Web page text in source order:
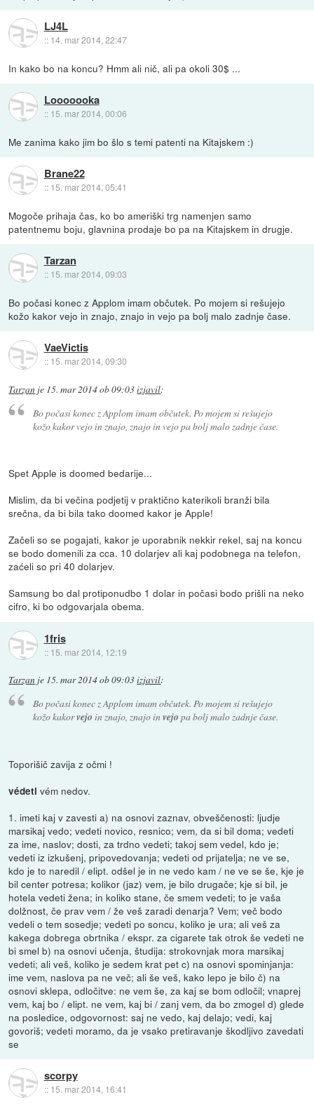
LJ4L
:: 14. mar 2014, 22:47
In kako bo na koncu? Hmm ali nič, ali pa okoli 30$ ...
Looooooka
:: 15. mar 2014, 00:06
Me zanima kako jim bo šlo s temi patenti na Kitajskem :)
Brane22
:: 15. mar 2014, 05:41
Mogoče prihaja čas, ko bo ameriški trg namenjen samo
patentnemu boju, glavnina prodaje bo pa na Kitajskem in drugje.
Tarzan
:: 15. mar 2014, 09:03
Bo počasi konec z Applom imam občutek. Po mojem si rešujejo
kožo kakor vejo in znajo, znajo in vejo pa bolj malo zadnje čase.
VaeVictis
:: 15. mar 2014, 09:30
Tarzan je 15. mar 2014 ob 09:03izjavil:
Bo počasi konec z Applom imam občutek. Po mojem si rešujejo
kožo kakor vejo in znajo, znajo in vejo pa bolj malo zadnje čase.
Spet Apple is doomed bedarije...
Mislim, da bi večina podjetij v praktično katerikoli branži bila
srečna, da bi bila tako doomed kakor je Apple!
Začeli so se pogajati, kakor je uporabnik nekkir rekel, saj na koncu
se bodo domenili za cca. 10 dolarjev ali kaj podobnega na telefon,
zaćeli so pri 40 dolarjev.
Samsung bo dal protiponudbo 1 dolar in počasi bodo prišli na neko
cifro, ki bo odgovarjala obema.
1fris
:: 15. mar 2014, 12:19
Tarzan je 15. mar 2014 ob 09:03izjavil:
Bo počasi konec z Applom imam občutek. Po mojem si rešujejo
kožo kakorvejo in znajo, znajo in vejo pa bolj malo zadnje čase.
Toporišič zavija z očmi !
védeti vém nedov.
1. imeti kaj v zavesti a) na osnovi zaznav, obveščenosti: ljudje
marsikaj vedo; vedeti novico, resnico; vem, da si bil doma; vedeti
za ime, naslov; dosti, za trdno vedeti; takoj sem vedel, kdo je;
vedeti iz izkušenj, pripovedovanja; vedeti od prijatelja; ne ve se,
kdo je to naredil / elipt. odšel je in ne vedo kam / ne ve se še, kje je
bil center potresa; kolikor (jaz) vem, je bilo drugače; kje si bil, je
hotela vedeti žena; in koliko stane, če smem vedeti; to je vaša
dolžnost, če prav vem / že veš zaradi denarja? Vem; več bodo
vedeli o tem sosedje; vedeti po soncu, koliko je ura; ali veš za
kakega dobrega obrtnika / ekspr. za cigarete tak otrok še vedeti ne
bi smel b) na osnovi učenja, študija: strokovnjak mora marsikaj
vedeti; ali veš, koliko je sedem krat pet c) na osnovi spominjanja:
ime vem, naslova pa ne več; ali še veš, kako lepo je bilo č) na
osnovi sklepa, odločitve: ne vem še, za kaj se bom odločil; vnaprej
vem, kaj bo / elipt. ne vem, kaj bi / zanj vem, da bo zmogel d) glede
na posledice, odgovornost: saj ne vedo, kaj delajo; vedi, kaj
govoriš; vedeti moramo, da je vsako pretiravanje škodljivo zavedati
se
scorpy
:: 15. mar 2014, 16:41